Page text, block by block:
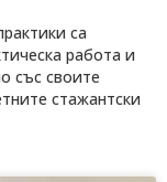
са
работа и
със своите
стажантски